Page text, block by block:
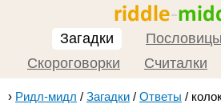
Загадки
Скороговорки
Считалки
› Ридл-мидл / Загадки / Ответы /